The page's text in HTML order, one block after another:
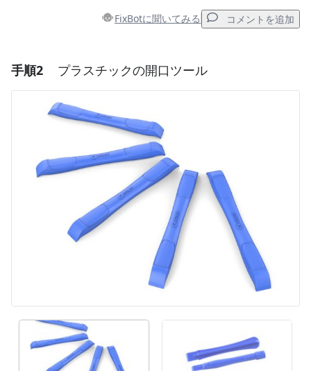
FixBotに聞いてみる コメントを追加
コメントを追加
コメントを追加
キャンセル
手順2 プラスチックの開口ツール